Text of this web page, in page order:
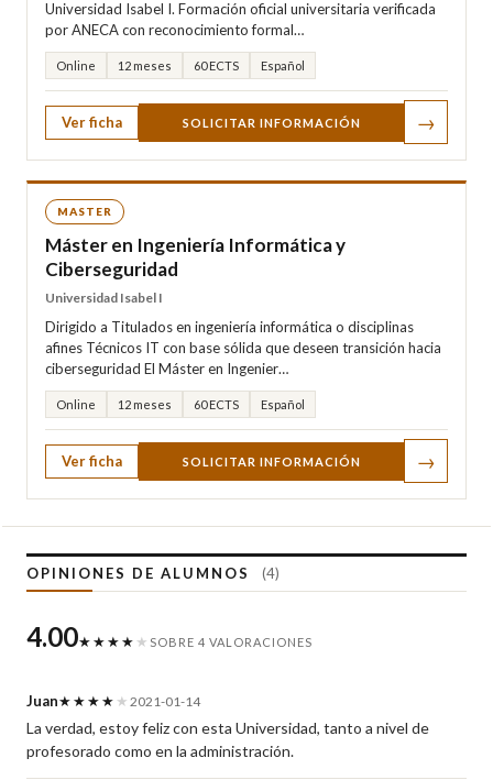
Universidad Isabel I. Formación oficial universitaria verificada
por ANECA con reconocimiento formal…
Online 12 meses 60 ECTS Español
Ver ficha SOLICITAR INFORMACIÓN →
MASTER
Máster en Ingeniería Informática y
Ciberseguridad
Universidad Isabel I
Dirigido a Titulados en ingeniería informática o disciplinas
afines Técnicos IT con base sólida que deseen transición hacia
ciberseguridad El Máster en Ingenier…
Online 12 meses 60 ECTS Español
Ver ficha SOLICITAR INFORMACIÓN →
OPINIONES DE ALUMNOS (4)
4.00★★★★ ★ SOBRE 4 VALORACIONES
Juan★★★★ ★ 2021-01-14
La verdad, estoy feliz con esta Universidad, tanto a nivel de
profesorado como en la administración.